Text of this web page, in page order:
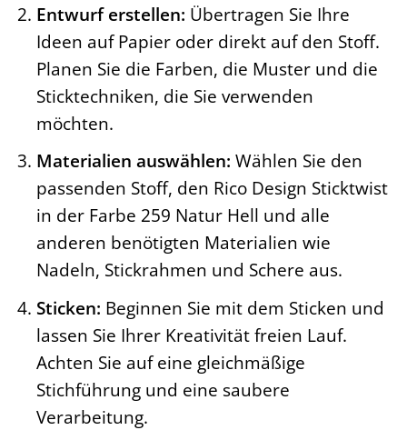
Entwurf erstellen: Übertragen Sie Ihre
Ideen auf Papier oder direkt auf den Stoff.
Planen Sie die Farben, die Muster und die
Sticktechniken, die Sie verwenden
möchten.
Materialien auswählen: Wählen Sie den
passenden Stoff, den Rico Design Sticktwist
in der Farbe 259 Natur Hell und alle
anderen benötigten Materialien wie
Nadeln, Stickrahmen und Schere aus.
Sticken: Beginnen Sie mit dem Sticken und
lassen Sie Ihrer Kreativität freien Lauf.
Achten Sie auf eine gleichmäßige
Stichführung und eine saubere
Verarbeitung.